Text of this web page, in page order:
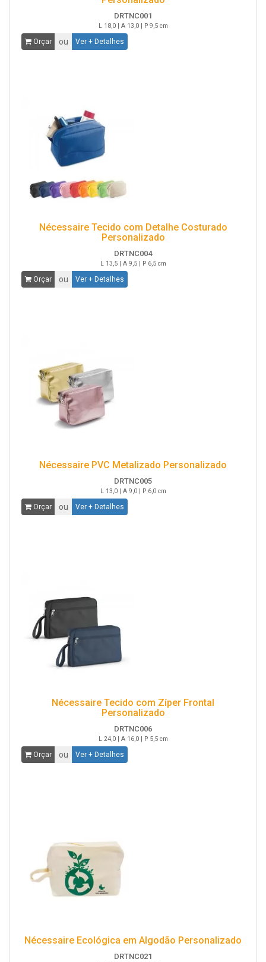
DRTNC001
L 18,0 | A 13,0 | P 9,5 cm
Orçar ou Ver + Detalhes
Nécessaire Tecido com Detalhe Costurado
Personalizado
DRTNC004
L 13,5 | A 9,5 | P 6,5 cm
Orçar ou Ver + Detalhes
Nécessaire PVC Metalizado Personalizado
DRTNC005
L 13,0 | A 9,0 | P 6,0 cm
Orçar ou Ver + Detalhes
Nécessaire Tecido com Zíper Frontal
Personalizado
DRTNC006
L 24,0 | A 16,0 | P 5,5 cm
Orçar ou Ver + Detalhes
Nécessaire Ecológica em Algodão Personalizado
DRTNC021